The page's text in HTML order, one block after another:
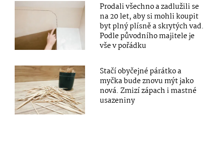
Prodali všechno a zadlužili se
na 20 let, aby si mohli koupit
byt plný plísně a skrytých vad.
Podle původního majitele je
vše v pořádku
Stačí obyčejné párátko a
myčka bude znovu mýt jako
nová. Zmizí zápach i mastné
usazeniny